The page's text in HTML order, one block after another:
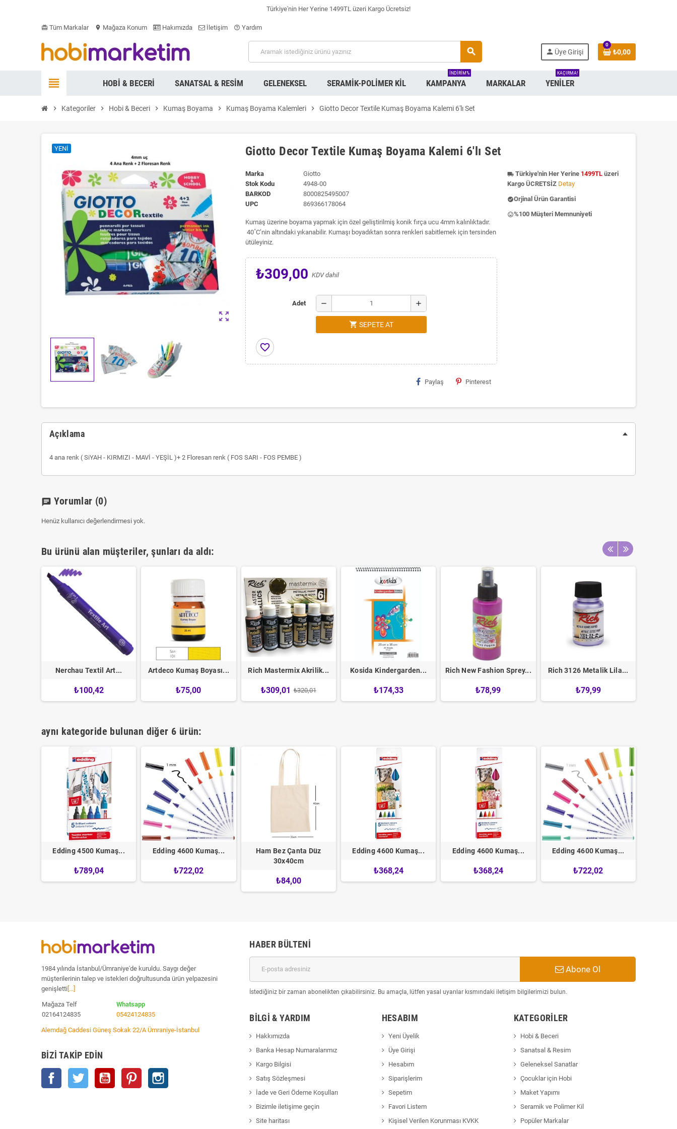
Türkiye'nin Her Yerine 1499TL üzeri Kargo Ücretsiz!
card_giftcard Tüm Markalar location_on Mağaza Konum Hakımızda İletişim help_outline Yardım
search person Üye Girişi
0
₺0,00
view_headline HOBI & BECERI SANATSAL & RESIM GELENEKSEL SERAMIK-POLIMER KIL KAMPANYA
INDIRIM%
MARKALAR YENILER
KAÇIRMA!
chevron_right Kategoriler chevron_right Hobi & Beceri chevron_right Kumaş Boyama chevron_right Kumaş Boyama Kalemleri chevron_right Giotto Decor Textile Kumaş Boyama Kalemi 6'lı Set
zoom_out_map
YENI Giotto Decor Textile Kumaş Boyama Kalemi 6'lı Set
Marka
Giotto
Stok Kodu
4948-00
BARKOD
8000825495007
UPC
869366178064
Kumaş üzerine boyama yapmak için özel geliştirilmiş konik fırça ucu 4mm kalınlıktadır.
40˚C’nin altındaki yıkanabilir. Kumaşı boyadıktan sonra renkleri sabitlemek için tersinden
ütüleyiniz.
₺309,00 KDV dahil
Adet remove add
shopping_cart SEPETE AT
favorite_border
Paylaş Pinterest
local_shipping Türkiye'nin Her Yerine 1499TLüzeri
Kargo ÜCRETSİZ Detay
check_circleOrjinal Ürün Garantisi
insert_emoticon%100 Müşteri Memnuniyeti
Açıklama
4 ana renk ( SiYAH - KIRMIZI - MAVİ - YEŞİL )+ 2 Floresan renk ( FOS SARI - FOS PEMBE )
chat Yorumlar (0)
Henüz kullanıcı değerlendirmesi yok.
Bu ürünü alan müşteriler, şunları da aldı:
Nerchau Textil Art...
₺100,42
Artdeco Kumaş Boyası...
₺75,00
Rich Mastermix Akrilik...
₺309,01 ₺320,01
Kosida Kindergarden...
₺174,33
Rich New Fashion Sprey...
₺78,99
Rich 3126 Metalik Lila...
₺79,99
aynı kategoride bulunan diğer 6 ürün:
Edding 4500 Kumaş...
₺789,04
Edding 4600 Kumaş...
₺722,02
Ham Bez Çanta Düz
30x40cm
₺84,00
Edding 4600 Kumaş...
₺368,24
Edding 4600 Kumaş...
₺368,24
Edding 4600 Kumaş...
₺722,02
1984 yılında İstanbul/Ümraniye'de kuruldu. Saygı değer
müşterilerinin talep ve istekleri doğrultusunda ürün yelpazesini
genişletti [...]
Mağaza Telf
02164124835
Whatsapp
05424124835
Alemdağ Caddesi Güneş Sokak 22/A Ümraniye-İstanbul
BIZI TAKIP EDIN
Facebook Twitter YouTube Pinterest
HABER BÜLTENI
Abone Ol
İstediğiniz bir zaman abonelikten çıkabilirsiniz. Bu amaçla, lütfen yasal uyarılar kısmındaki iletişim bilgilerimizi bulun.
BILGI & YARDIM
Hakkımızda
Banka Hesap Numaralarımız
Kargo Bilgisi
Satış Sözleşmesi
İade ve Geri Ödeme Koşulları
Bizimle iletişime geçin
Site haritası
HESABIM
Yeni Üyelik
Üye Girişi
Hesabım
Siparişlerim
Sepetim
Favori Listem
Kişisel Verilen Korunması KVKK
KATEGORILER
Hobi & Beceri
Sanatsal & Resim
Geleneksel Sanatlar
Çocuklar için Hobi
Maket Yapımı
Seramik ve Polimer Kil
Popüler Markalar